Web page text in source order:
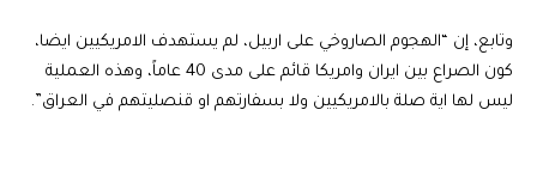
وتابع، إن “الهجوم الصاروخي على اربيل، لم يستهدف الامريكيين ايضا،
كون الصراع بين ايران وامريكا قائم على مدى 40 عاماً، وهذه العملية
ليس لها اية صلة بالامريكيين ولا بسفارتهم او قنصليتهم في العراق”.